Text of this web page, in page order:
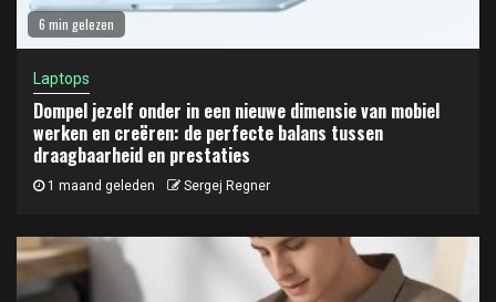
6 min gelezen
Laptops
Dompel jezelf onder in een nieuwe dimensie van mobiel
werken en creëren: de perfecte balans tussen
draagbaarheid en prestaties
1 maand geleden Sergej Regner